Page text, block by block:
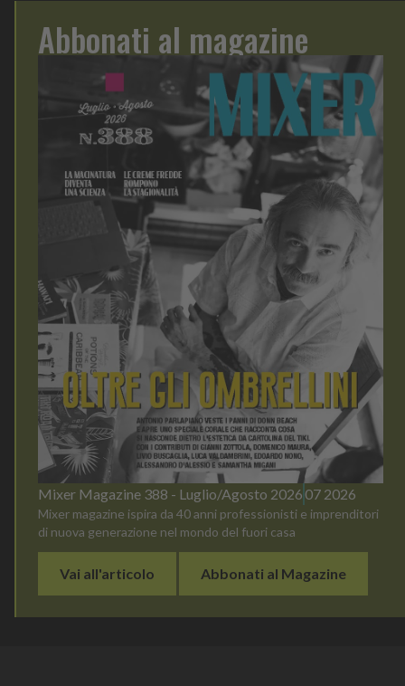
Abbonati al magazine
Mixer Magazine 388 - Luglio/Agosto 2026 07 2026
Mixer magazine ispira da 40 anni professionisti e imprenditori
di nuova generazione nel mondo del fuori casa
Vai all'articolo Abbonati al Magazine